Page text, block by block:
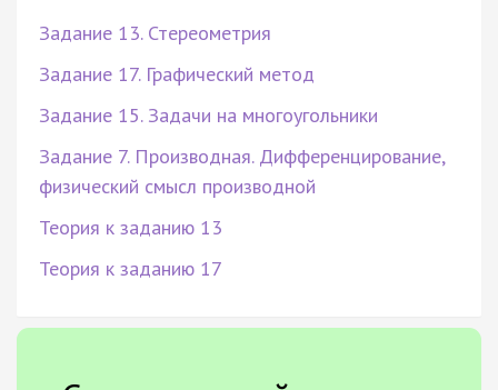
Задание 13. Стереометрия
Задание 17. Графический метод
Задание 15. Задачи на многоугольники
Задание 7. Производная. Дифференцирование,
физический смысл производной
Теория к заданию 13
Теория к заданию 17